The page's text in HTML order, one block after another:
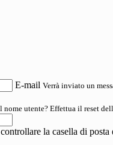
E-mail Verrà inviato un
nome utente? Effettua il reset
la casella di posta